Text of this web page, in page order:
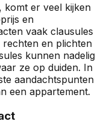
komt er veel kijken
en
vaak clausules
en plichten
kunnen nadelig
ze op duiden. In
aandachtspunten
een appartement.